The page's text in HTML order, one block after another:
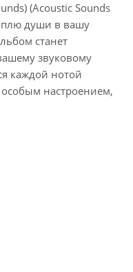
(Acoustic Sounds
души в вашу
станет
звуковому
каждой нотой
настроением,